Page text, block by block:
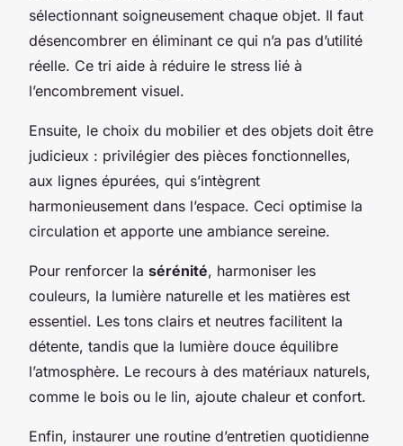
sélectionnant soigneusement chaque objet. Il faut
désencombrer en éliminant ce qui n’a pas d’utilité
réelle. Ce tri aide à réduire le stress lié à
l’encombrement visuel.
Ensuite, le choix du mobilier et des objets doit être
judicieux : privilégier des pièces fonctionnelles,
aux lignes épurées, qui s’intègrent
harmonieusement dans l’espace. Ceci optimise la
circulation et apporte une ambiance sereine.
Pour renforcer la sérénité, harmoniser les
couleurs, la lumière naturelle et les matières est
essentiel. Les tons clairs et neutres facilitent la
détente, tandis que la lumière douce équilibre
l’atmosphère. Le recours à des matériaux naturels,
comme le bois ou le lin, ajoute chaleur et confort.
Enfin, instaurer une routine d’entretien quotidienne